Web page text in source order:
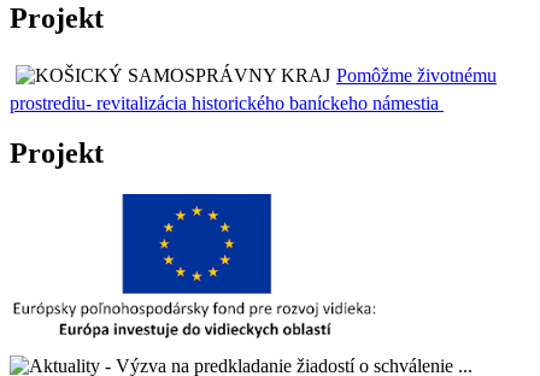
Projekt
Pomôžme životnému
prostrediu- revitalizácia historického baníckeho námestia
Projekt